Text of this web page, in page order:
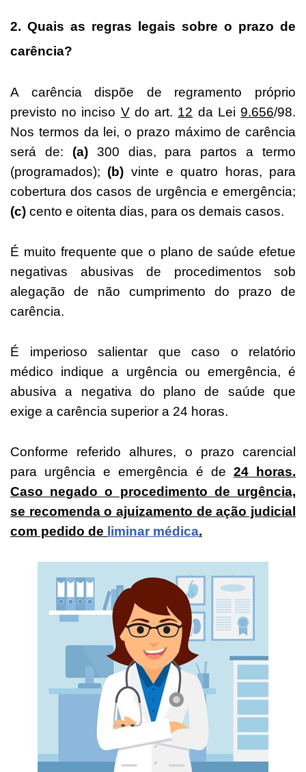
2. Quais as regras legais sobre o prazo de
carência?
A carência dispõe de regramento próprio
previsto no inciso Vdo art. 12 da Lei 9.656/98.
Nos termos da lei, o prazo máximo de carência
será de: (a)300 dias, para partos a termo
(programados); (b) vinte e quatro horas, para
cobertura dos casos de urgência e emergência;
(c) cento e oitenta dias, para os demais casos.
É muito frequente que o plano de saúde efetue
negativas abusivas de procedimentos sob
alegação de não cumprimento do prazo de
carência.
É imperioso salientar que caso o relatório
médico indique a urgência ou emergência, é
abusiva a negativa do plano de saúde que
exige a carência superior a 24 horas.
Conforme referido alhures, o prazo carencial
para urgência e emergência é de 24 horas.
Caso negado o procedimento de urgência,
se recomenda o ajuizamento de ação judicial
com pedido de liminar médica.